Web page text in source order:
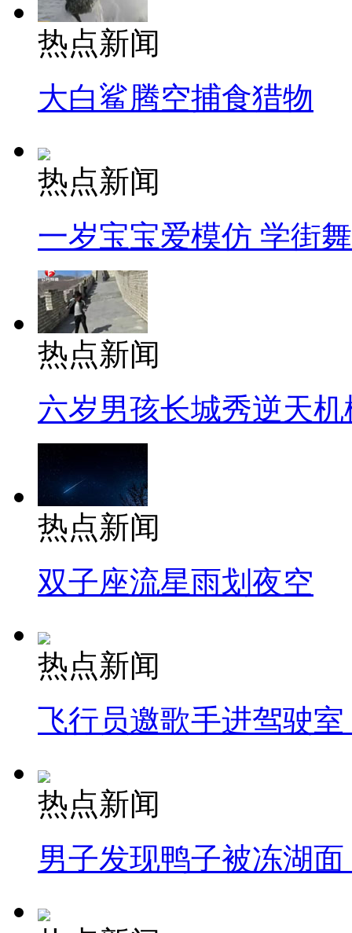
热点新闻
大白鲨腾空捕食猎物
热点新闻
一岁宝宝爱模仿 学街
热点新闻
六岁男孩长城秀逆天机
热点新闻
双子座流星雨划夜空
热点新闻
飞行员邀歌手进驾驶
热点新闻
男子发现鸭子被冻湖